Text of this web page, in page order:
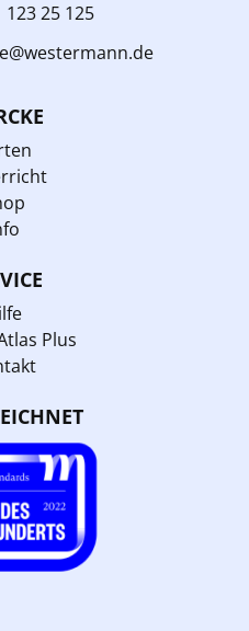
123 25 125
Plus